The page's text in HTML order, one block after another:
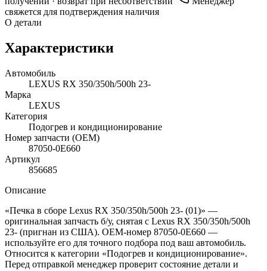
свяжется для подтверждения наличия
О детали
Характеристики
Автомобиль
LEXUS RX 350/350h/500h 23-
Марка
LEXUS
Категория
Подогрев и кондиционирование
Номер запчасти (OEM)
87050-0E660
Артикул
856685
Описание
«Печка в сборе Lexus RX 350/350h/500h 23- (01)» —
оригинальная запчасть б/у, снятая с Lexus RX 350/350h/500h
23- (пригнан из США). OEM-номер 87050-0E660 —
используйте его для точного подбора под ваш автомобиль.
Относится к категории «Подогрев и кондиционирование».
Перед отправкой менеджер проверит состояние детали и